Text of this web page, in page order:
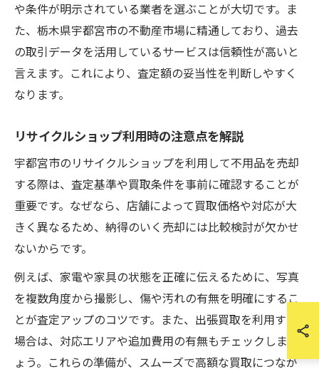
や条件が明示されている業者を選ぶことが大切です。ま
た、栃木県宇都宮市の不動産市場に精通しており、過去
の取引データを活用しているサービスは信頼性が高いと
言えます。これにより、査定額の妥当性を判断しやすく
なります。
リサイクルショップ利用時の注意点を解説
宇都宮市のリサイクルショップを利用して不用品を売却
する際は、査定基準や買取条件を事前に確認することが
重要です。なぜなら、店舗によって買取価格や対応が大
きく異なるため、納得のいく売却には比較検討が欠かせ
ないからです。
例えば、家電や家具の状態を正確に伝えるために、写真
を複数角度から撮影し、傷や汚れの有無を明確にするこ
とが査定アップのコツです。また、出張買取を利用する
場合は、対応エリアや追加費用の有無もチェックしまし
ょう。これらの準備が、スムーズで高額な買取につなが